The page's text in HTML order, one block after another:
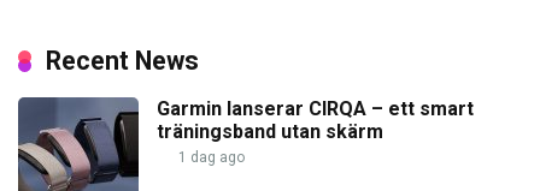
Recent News
Garmin lanserar CIRQA – ett smart
träningsband utan skärm
1 dag ago